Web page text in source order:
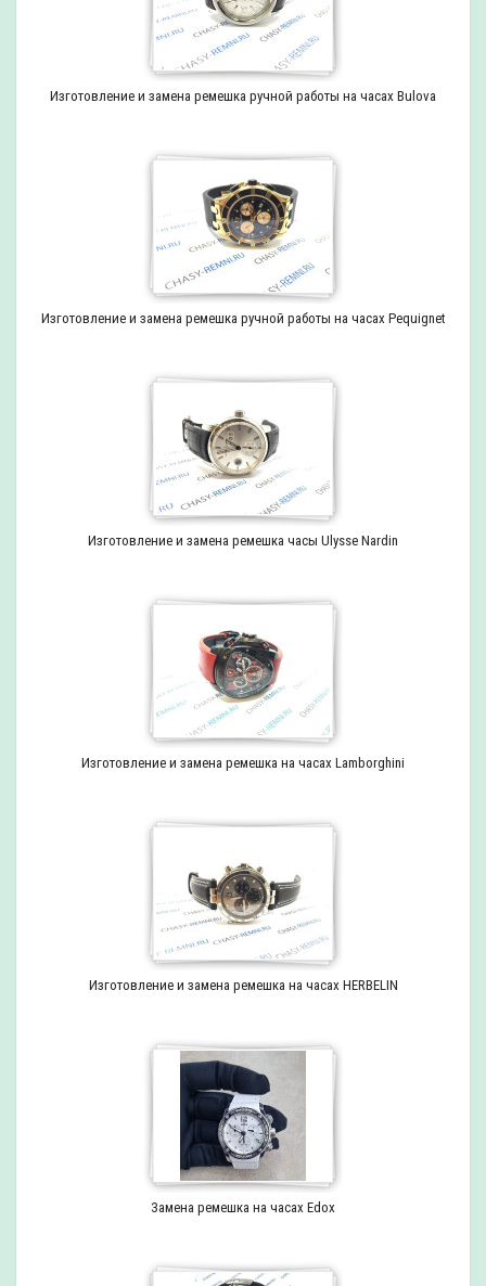
Изготовление и замена ремешка ручной работы на часах Bulova
Изготовление и замена ремешка ручной работы на часах Pequignet
Изготовление и замена ремешка часы Ulysse Nardin
Изготовление и замена ремешка на часах Lamborghini
Изготовление и замена ремешка на часах HERBELIN
Замена ремешка на часах Edox